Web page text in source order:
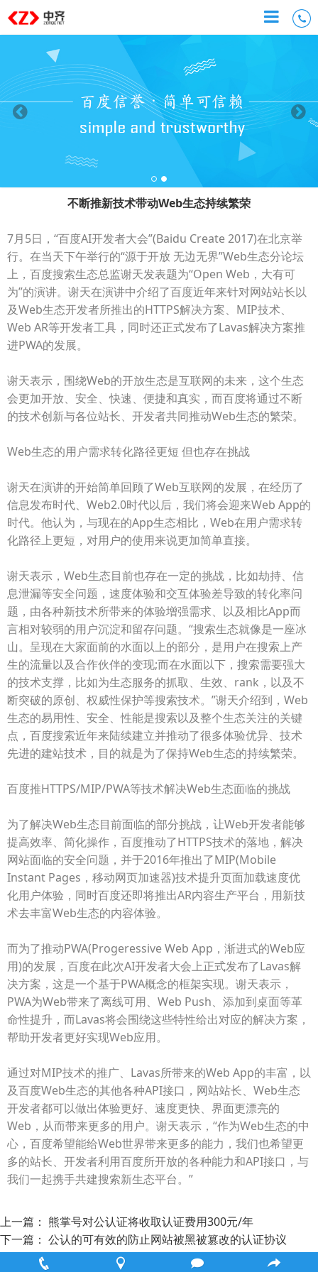
不断推新技术带动Web生态持续繁荣
7月5日，“百度AI开发者大会”(Baidu Create 2017)在北京举
行。在当天下午举行的“源于开放 无边无界”Web生态分论坛
上，百度搜索生态总监谢天发表题为“Open Web，大有可
为”的演讲。谢天在演讲中介绍了百度近年来针对网站站长以
及Web生态开发者所推出的HTTPS解决方案、MIP技术、
Web AR等开发者工具，同时还正式发布了Lavas解决方案推
进PWA的发展。
谢天表示，围绕Web的开放生态是互联网的未来，这个生态
会更加开放、安全、快速、便捷和真实，而百度将通过不断
的技术创新与各位站长、开发者共同推动Web生态的繁荣。
Web生态的用户需求转化路径更短 但也存在挑战
谢天在演讲的开始简单回顾了Web互联网的发展，在经历了
信息发布时代、Web2.0时代以后，我们将会迎来Web App的
时代。他认为，与现在的App生态相比，Web在用户需求转
化路径上更短，对用户的使用来说更加简单直接。
谢天表示，Web生态目前也存在一定的挑战，比如劫持、信
息泄漏等安全问题，速度体验和交互体验差导致的转化率问
题，由各种新技术所带来的体验增强需求、以及相比App而
言相对较弱的用户沉淀和留存问题。“搜索生态就像是一座冰
山。呈现在大家面前的水面以上的部分，是用户在搜索上产
生的流量以及合作伙伴的变现;而在水面以下，搜索需要强大
的技术支撑，比如为生态服务的抓取、生效、rank，以及不
断突破的原创、权威性保护等搜索技术。”谢天介绍到，Web
生态的易用性、安全、性能是搜索以及整个生态关注的关键
点，百度搜索近年来陆续建立并推动了很多体验优异、技术
先进的建站技术，目的就是为了保持Web生态的持续繁荣。
百度推HTTPS/MIP/PWA等技术解决Web生态面临的挑战
为了解决Web生态目前面临的部分挑战，让Web开发者能够
提高效率、简化操作，百度推动了HTTPS技术的落地，解决
网站面临的安全问题，并于2016年推出了MIP(Mobile
Instant Pages，移动网页加速器)技术提升页面加载速度优
化用户体验，同时百度还即将推出AR内容生产平台，用新技
术去丰富Web生态的内容体验。
而为了推动PWA(Progeressive Web App，渐进式的Web应
用)的发展，百度在此次AI开发者大会上正式发布了Lavas解
决方案，这是一个基于PWA概念的框架实现。谢天表示，
PWA为Web带来了离线可用、Web Push、添加到桌面等革
命性提升，而Lavas将会围绕这些特性给出对应的解决方案，
帮助开发者更好实现Web应用。
通过对MIP技术的推广、Lavas所带来的Web App的丰富，以
及百度Web生态的其他各种API接口，网站站长、Web生态
开发者都可以做出体验更好、速度更快、界面更漂亮的
Web，从而带来更多的用户。谢天表示，“作为Web生态的中
心，百度希望能给Web世界带来更多的能力，我们也希望更
多的站长、开发者利用百度所开放的各种能力和API接口，与
我们一起携手共建搜索新生态平台。”
上一篇： 熊掌号对公认证将收取认证费用300元/年
下一篇： 公认的可有效的防止网站被黑被篡改的认证协议